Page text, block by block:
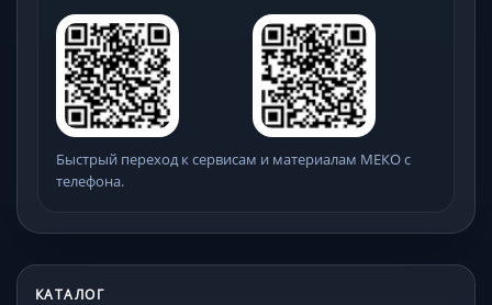
Быстрый переход к сервисам и материалам МЕКО с
телефона.
КАТАЛОГ